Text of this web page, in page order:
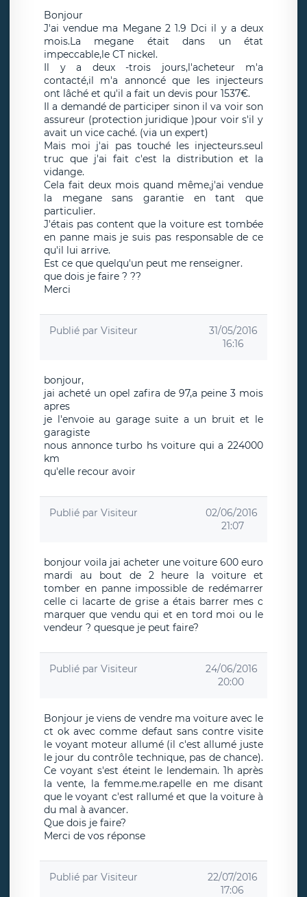
Bonjour
J'ai vendue ma Megane 2 1.9 Dci il y a deux
mois.La megane était dans un état
impeccable,le CT nickel.
Il y a deux -trois jours,l'acheteur m'a
contacté,il m'a annoncé que les injecteurs
ont lâché et qu'il a fait un devis pour 1537€.
Il a demandé de participer sinon il va voir son
assureur (protection juridique )pour voir s'il y
avait un vice caché. (via un expert)
Mais moi j'ai pas touché les injecteurs.seul
truc que j'ai fait c'est la distribution et la
vidange.
Cela fait deux mois quand même,j'ai vendue
la megane sans garantie en tant que
particulier.
J'étais pas content que la voiture est tombée
en panne mais je suis pas responsable de ce
qu'il lui arrive.
Est ce que quelqu'un peut me renseigner.
que dois je faire ? ??
Merci
Publié par Visiteur
31/05/2016
16:16
bonjour,
jai acheté un opel zafira de 97,a peine 3 mois
apres
je l'envoie au garage suite a un bruit et le
garagiste
nous annonce turbo hs voiture qui a 224000
km
qu'elle recour avoir
Publié par Visiteur
02/06/2016
21:07
bonjour voila jai acheter une voiture 600 euro
mardi au bout de 2 heure la voiture et
tomber en panne impossible de redémarrer
celle ci lacarte de grise a étais barrer mes c
marquer que vendu qui et en tord moi ou le
vendeur ? quesque je peut faire?
Publié par Visiteur
24/06/2016
20:00
Bonjour je viens de vendre ma voiture avec le
ct ok avec comme defaut sans contre visite
le voyant moteur allumé (il c'est allumé juste
le jour du contrôle technique, pas de chance).
Ce voyant s'est éteint le lendemain. 1h après
la vente, la femme.me.rapelle en me disant
que le voyant c'est rallumé et que la voiture à
du mal à avancer.
Que dois je faire?
Merci de vos réponse
Publié par Visiteur
22/07/2016
17:06